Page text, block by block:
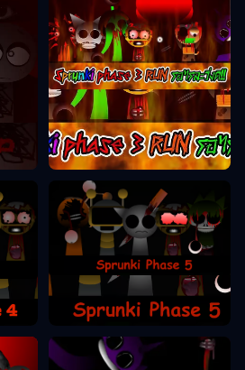
Sprunki Phase 3
Sprunki Phase 5